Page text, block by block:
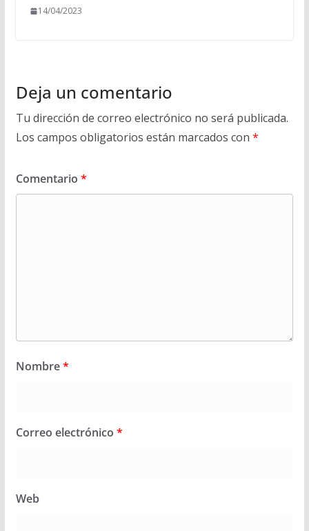
14/04/2023
Deja un comentario
Tu dirección de correo electrónico no será publicada.
Los campos obligatorios están marcados con *
Comentario *
Nombre*
Correo electrónico *
Web